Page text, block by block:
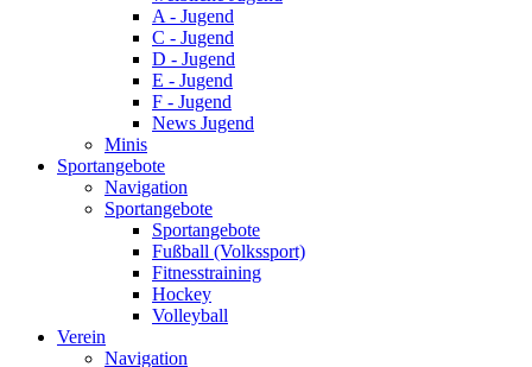
A - Jugend
C - Jugend
D - Jugend
E - Jugend
F - Jugend
News Jugend
Minis
Sportangebote
Navigation
Sportangebote
Sportangebote
Fußball (Volkssport)
Fitnesstraining
Hockey
Volleyball
Verein
Navigation